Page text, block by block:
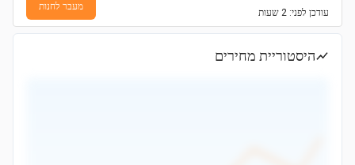
עודכן לפני: 2 שעות
מעבר לחנות
היסטוריית מחירים